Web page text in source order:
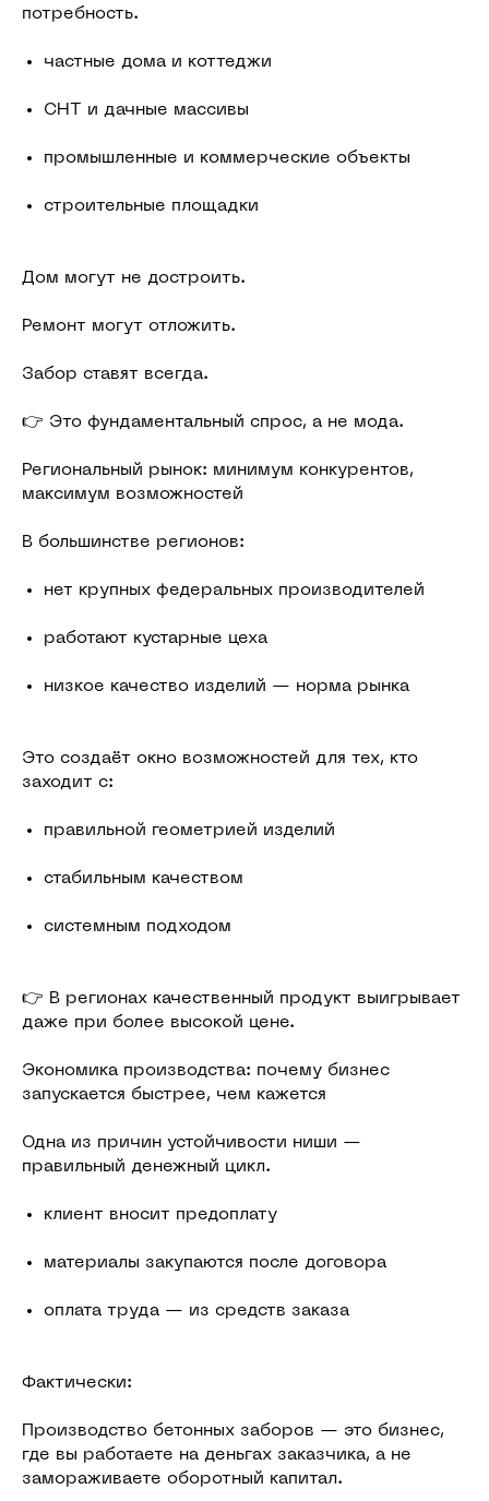
потребность.
частные дома и коттеджи
СНТ и дачные массивы
промышленные и коммерческие объекты
строительные площадки
Дом могут не достроить.
Ремонт могут отложить.
Забор ставят всегда.
👉 Это фундаментальный спрос, а не мода.
Региональный рынок: минимум конкурентов,
максимум возможностей
В большинстве регионов:
нет крупных федеральных производителей
работают кустарные цеха
низкое качество изделий — норма рынка
Это создаёт окно возможностей для тех, кто
заходит с:
правильной геометрией изделий
стабильным качеством
системным подходом
👉 В регионах качественный продукт выигрывает
даже при более высокой цене.
Экономика производства: почему бизнес
запускается быстрее, чем кажется
Одна из причин устойчивости ниши —
правильный денежный цикл.
клиент вносит предоплату
материалы закупаются после договора
оплата труда — из средств заказа
Фактически:
Производство бетонных заборов — это бизнес,
где вы работаете на деньгах заказчика, а не
замораживаете оборотный капитал.